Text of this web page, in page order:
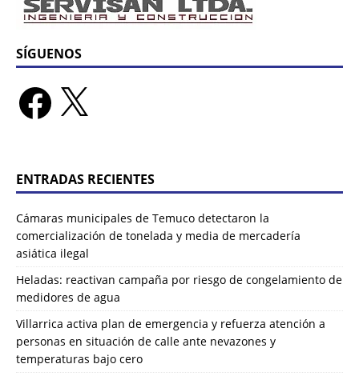
SÍGUENOS
ENTRADAS RECIENTES
Cámaras municipales de Temuco detectaron la
comercialización de tonelada y media de mercadería
asiática ilegal
Heladas: reactivan campaña por riesgo de congelamiento de
medidores de agua
Villarrica activa plan de emergencia y refuerza atención a
personas en situación de calle ante nevazones y
temperaturas bajo cero